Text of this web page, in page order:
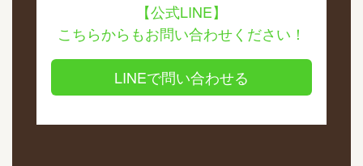
【公式LINE】
こちらからもお問い合わせください！
LINEで問い合わせる